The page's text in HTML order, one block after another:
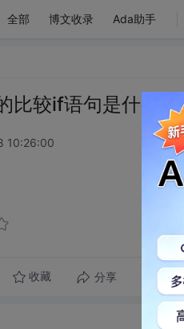
全部 博文收录 Ada助手
比较if语句是什么，
10:26:00
收藏 分享 转发